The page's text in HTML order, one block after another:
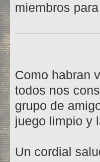
miembros
Como habran
todos nos
grupo de
juego limpio y
Un cordial